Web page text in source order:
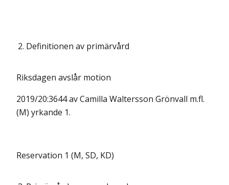
2. Definitionen av primärvård
Riksdagen avslår motion
2019/20:3644 av Camilla Waltersson Grönvall m.fl.
(M) yrkande 1.
Reservation 1 (M, SD, KD)